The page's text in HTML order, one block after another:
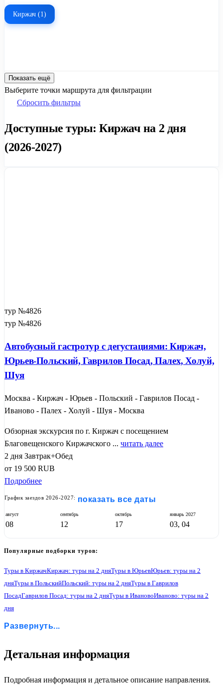
Киржач (1)
Показать ещё
Выберите точки маршрута для фильтрации
Сбросить фильтры
Доступные туры: Киржач на 2 дня
(2026-2027)
1
тур №4826
тур №4826
Автобусный гастротур с дегустациями: Киржач,
Юрьев-Польский, Гаврилов Посад, Палех, Холуй,
Шуя
Москва - Киржач - Юрьев - Польский - Гаврилов Посад -
Иваново - Палех - Холуй - Шуя - Москва
Обзорная экскурсия по г. Киржач с посещением
Благовещенского Киржачского ... читать далее
2 дня Завтрак+Обед
от 19 500 RUB
Подробнее
График заездов 2026-2027: показать все даты
август
08
сентябрь
12
октябрь
17
январь 2027
03, 04
Популярные подборки туров:
Туры в КиржачКиржач: туры на 2 дняТуры в ЮрьевЮрьев: туры на 2
дняТуры в ПольскийПольский: туры на 2 дняТуры в Гаврилов
ПосадГаврилов Посад: туры на 2 дняТуры в ИвановоИваново: туры на 2
дня
Туры в ШуюШуя: туры на 2 дня
Развернуть...
Детальная информация
Подробная информация и детальное описание направления.